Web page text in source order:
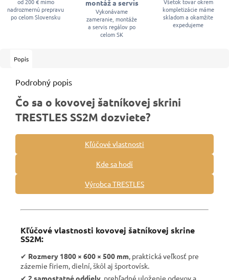
nadrozmernú prepravu
po celom Slovensku
montáž a servis
Vykonávame
zameranie, montáže
a servis regálov po
celom SK
kompletizácie máme
skladom a okamžite
expedujeme
Popis
Podrobný popis
Čo sa o kovovej šatníkovej skrini
TRESTLES SS2M dozviete?
Kľúčové vlastnosti
Kde sa hodí
Výrobca TRESTLES
Kľúčové vlastnosti kovovej šatníkovej skrine
SS2M:
✔︎ Rozmery 1800 × 600 × 500 mm , praktická veľkosť pre
zázemie firiem, dielní, škôl aj športovísk.
✔︎ 2 samostatné oddiely , prehľadné uloženie odevov a